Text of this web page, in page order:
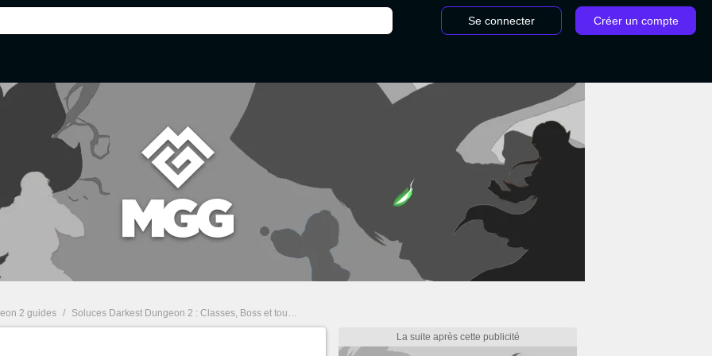
Se connecter Créer un compte
2 guides / Soluces Darkest Dungeon 2 : Classes, Boss et tous nos guides de jeu